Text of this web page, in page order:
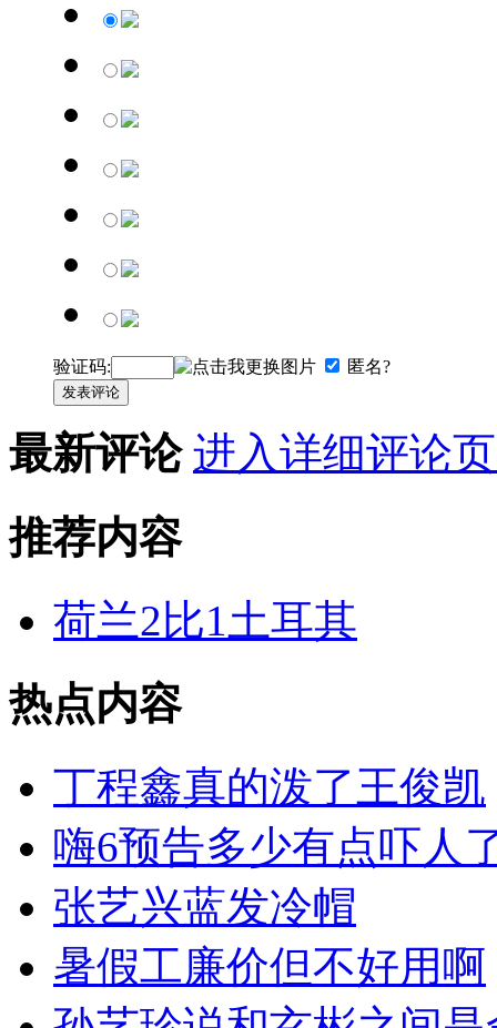
验证码: 匿名?
发表评论
最新评论 进入详细评论
推荐内容
荷兰2比1土耳其
热点内容
丁程鑫真的泼了王俊凯
嗨6预告多少有点吓人
张艺兴蓝发冷帽
暑假工廉价但不好用啊